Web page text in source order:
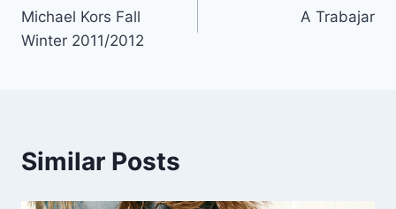
de
Michael Kors Fall
Winter 2011/2012
A Trabajar
Similar Posts